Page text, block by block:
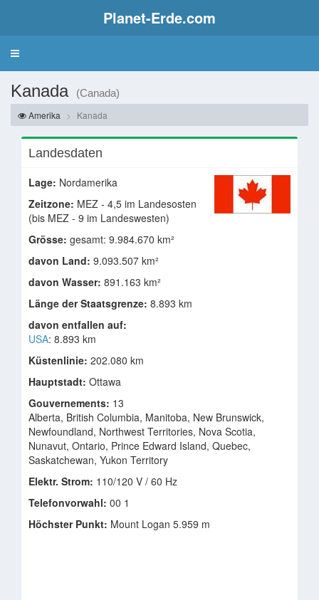
Planet-Erde.com
Kanada
(Canada)
Amerika
Kanada
Landesdaten
Lage: Nordamerika
Zeitzone: MEZ - 4,5 im Landesosten
(bis MEZ - 9 im Landeswesten)
Grösse: gesamt: 9.984.670 km²
davon Land: 9.093.507 km²
davon Wasser: 891.163 km²
Länge der Staatsgrenze: 8.893 km
davon entfallen auf:
USA: 8.893 km
Küstenlinie: 202.080 km
Hauptstadt: Ottawa
Gouvernements: 13
Alberta, British Columbia, Manitoba, New Brunswick,
Newfoundland, Northwest Territories, Nova Scotia,
Nunavut, Ontario, Prince Edward Island, Quebec,
Saskatchewan, Yukon Territory
Elektr. Strom: 110/120 V / 60 Hz
Telefonvorwahl: 00 1
Höchster Punkt: Mount Logan 5.959 m